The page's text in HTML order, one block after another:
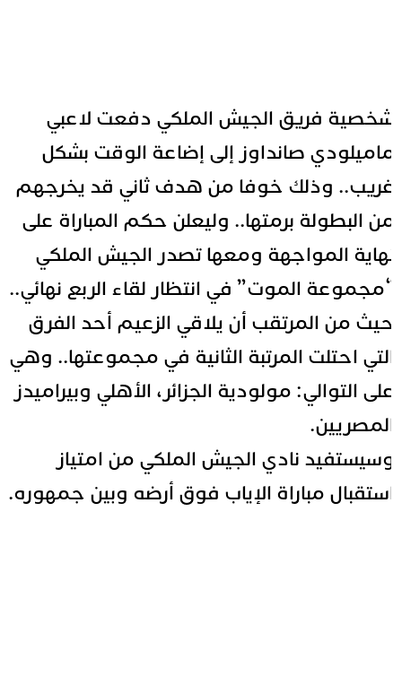
فريق الجيش الملكي دفعت لاعبي
صانداوز إلى إضاعة الوقت بشكل
وذلك خوفا من هدف ثاني قد يخرجهم
البطولة برمتها.. وليعلن حكم المباراة على
المواجهة ومعها تصدر الجيش الملكي
الموت” في انتظار لقاء الربع نهائي..
من المرتقب أن يلاقي الزعيم أحد الفرق
احتلت المرتبة الثانية في مجموعتها.. وهي
التوالي: مولودية الجزائر، الأهلي وبيراميدز
نادي الجيش الملكي من امتياز
مباراة الإياب فوق أرضه وبين جمهوره.